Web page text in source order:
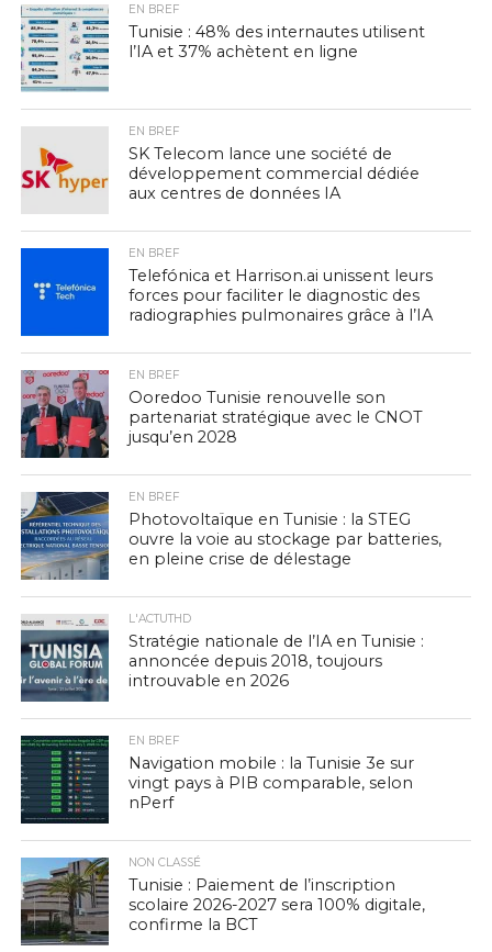
EN BREF
Tunisie : 48% des internautes utilisent
l’IA et 37% achètent en ligne
EN BREF
SK Telecom lance une société de
développement commercial dédiée
aux centres de données IA
EN BREF
Telefónica et Harrison.ai unissent leurs
forces pour faciliter le diagnostic des
radiographies pulmonaires grâce à l’IA
EN BREF
Ooredoo Tunisie renouvelle son
partenariat stratégique avec le CNOT
jusqu’en 2028
EN BREF
Photovoltaïque en Tunisie : la STEG
ouvre la voie au stockage par batteries,
en pleine crise de délestage
L'ACTUTHD
Stratégie nationale de l’IA en Tunisie :
annoncée depuis 2018, toujours
introuvable en 2026
EN BREF
Navigation mobile : la Tunisie 3e sur
vingt pays à PIB comparable, selon
nPerf
NON CLASSÉ
Tunisie : Paiement de l’inscription
scolaire 2026-2027 sera 100% digitale,
confirme la BCT